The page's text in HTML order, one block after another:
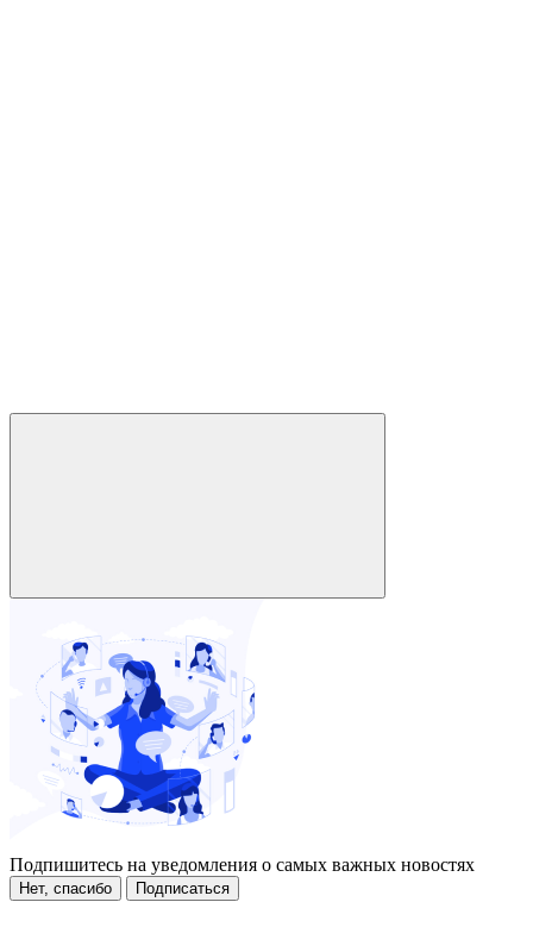
Подпишитесь на уведомления о самых важных новостях
Нет, спасибо Подписаться